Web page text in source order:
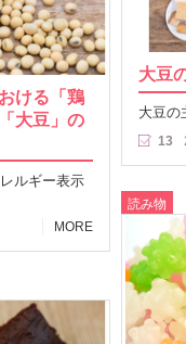
大豆
大豆
13
ける「鶏
大豆」の
ルギー表示
MORE
読み物